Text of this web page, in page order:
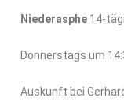
Niederasphe 14-
Donnerstags um
Auskunft bei